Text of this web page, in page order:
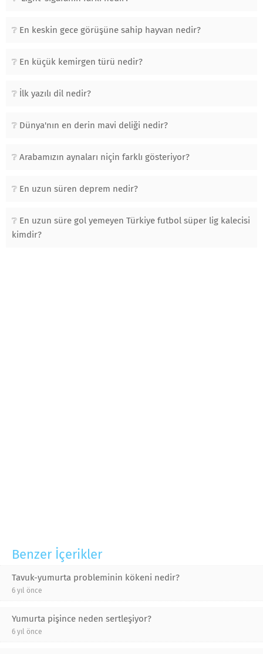
En keskin gece görüşüne sahip hayvan nedir?
En küçük kemirgen türü nedir?
İlk yazılı dil nedir?
Dünya'nın en derin mavi deliği nedir?
Arabamızın aynaları niçin farklı gösteriyor?
En uzun süren deprem nedir?
En uzun süre gol yemeyen Türkiye futbol süper lig kalecisi
kimdir?
Benzer İçerikler
Tavuk-yumurta probleminin kökeni nedir?
6 yıl önce
Yumurta pişince neden sertleşiyor?
6 yıl önce